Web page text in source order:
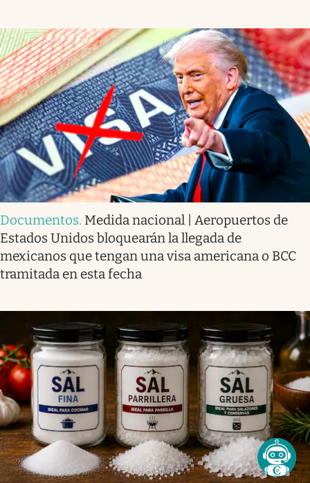
Documentos. Medida nacional | Aeropuertos de
Estados Unidos bloquearán la llegada de
mexicanos que tengan una visa americana o BCC
tramitada en esta fecha